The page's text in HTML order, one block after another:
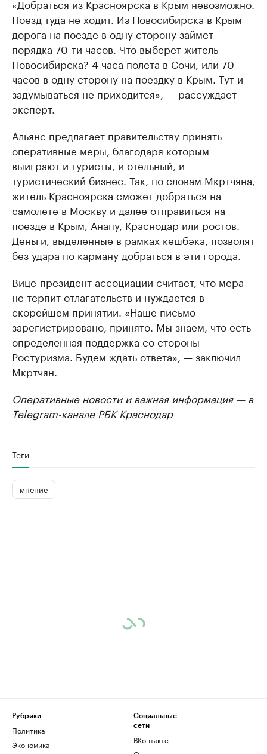
«Добраться из Красноярска в Крым невозможно.
Поезд туда не ходит. Из Новосибирска в Крым
дорога на поезде в одну сторону займет
порядка 70-ти часов. Что выберет житель
Новосибирска? 4 часа полета в Сочи, или 70
часов в одну сторону на поездку в Крым. Тут и
задумываться не приходится», — рассуждает
эксперт.
Альянс предлагает правительству принять
оперативные меры, благодаря которым
выиграют и туристы, и отельный, и
туристический бизнес. Так, по словам Мкртчяна,
житель Красноярска сможет добраться на
самолете в Москву и далее отправиться на
поезде в Крым, Анапу, Краснодар или ростов.
Деньги, выделенные в рамках кешбэка, позволят
без удара по карману добраться в эти города.
Вице-президент ассоциации считает, что мера
не терпит отлагательств и нуждается в
скорейшем принятии. «Наше письмо
зарегистрировано, принято. Мы знаем, что есть
определенная поддержка со стороны
Ростуризма. Будем ждать ответа», — заключил
Мкртчян.
Оперативные новости и важная информация — в
Telegram-канале РБК Краснодар
Теги
мнение
Рубрики
Политика
Экономика
Социальные
сети
ВКонтакте